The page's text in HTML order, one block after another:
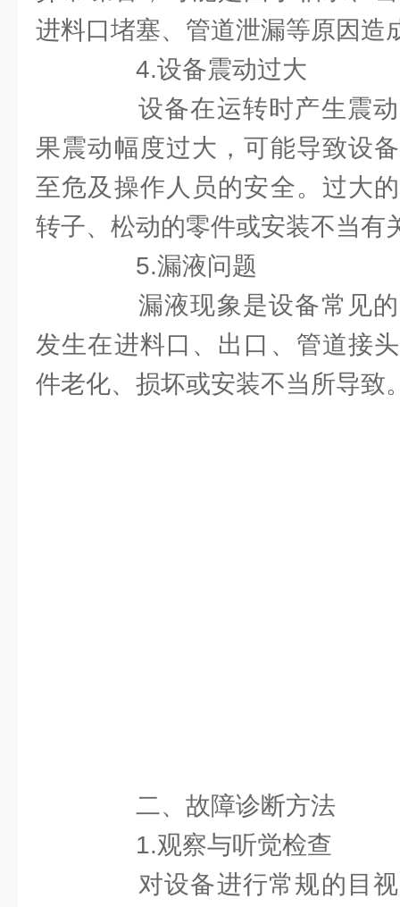
进料口堵塞、管道泄漏等原因造
4.设备震动过大
设备在运转时产生震动
果震动幅度过大，可能导致设
至危及操作人员的安全。过大
转子、松动的零件或安装不当有
5.漏液问题
漏液现象是设备常见的
发生在进料口、出口、管道接
件老化、损坏或安装不当所导致
二、故障诊断方法
1.观察与听觉检查
对设备进行常规的目视